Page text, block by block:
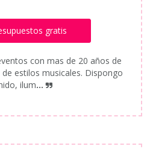
gratis
con mas de 20 años de
estilos musicales. Dispongo
ilum...